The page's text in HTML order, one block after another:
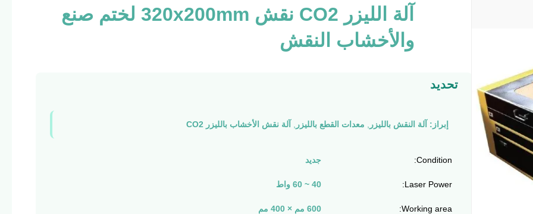
آلة الليزر CO2 نقش 320x200mm لختم صنع
والأخشاب النقش
تحديد
إبراز: آلة النقش بالليزر معدات القطع بالليزر آلة نقش الأخشاب بالليزر CO2
Condition: جديد
Laser Power: 40 ~ 60 واط
Working area: 600 مم × 400 مم